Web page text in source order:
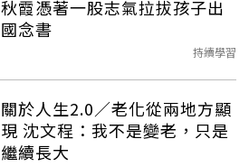
秋霞憑著一股志氣拉拔孩子出
國念書
持續學習
關於人生2.0／老化從兩地方顯
現 沈文程：我不是變老，只是
繼續長大